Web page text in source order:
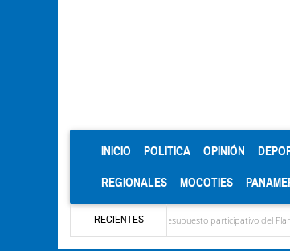
INICIO (CURRENT)
POLITICA OPINIÓN
REGIONALES MOCOTIES
RECIENTES
diagnóstico del presupuesto participativo del Plan de Inversión 2027